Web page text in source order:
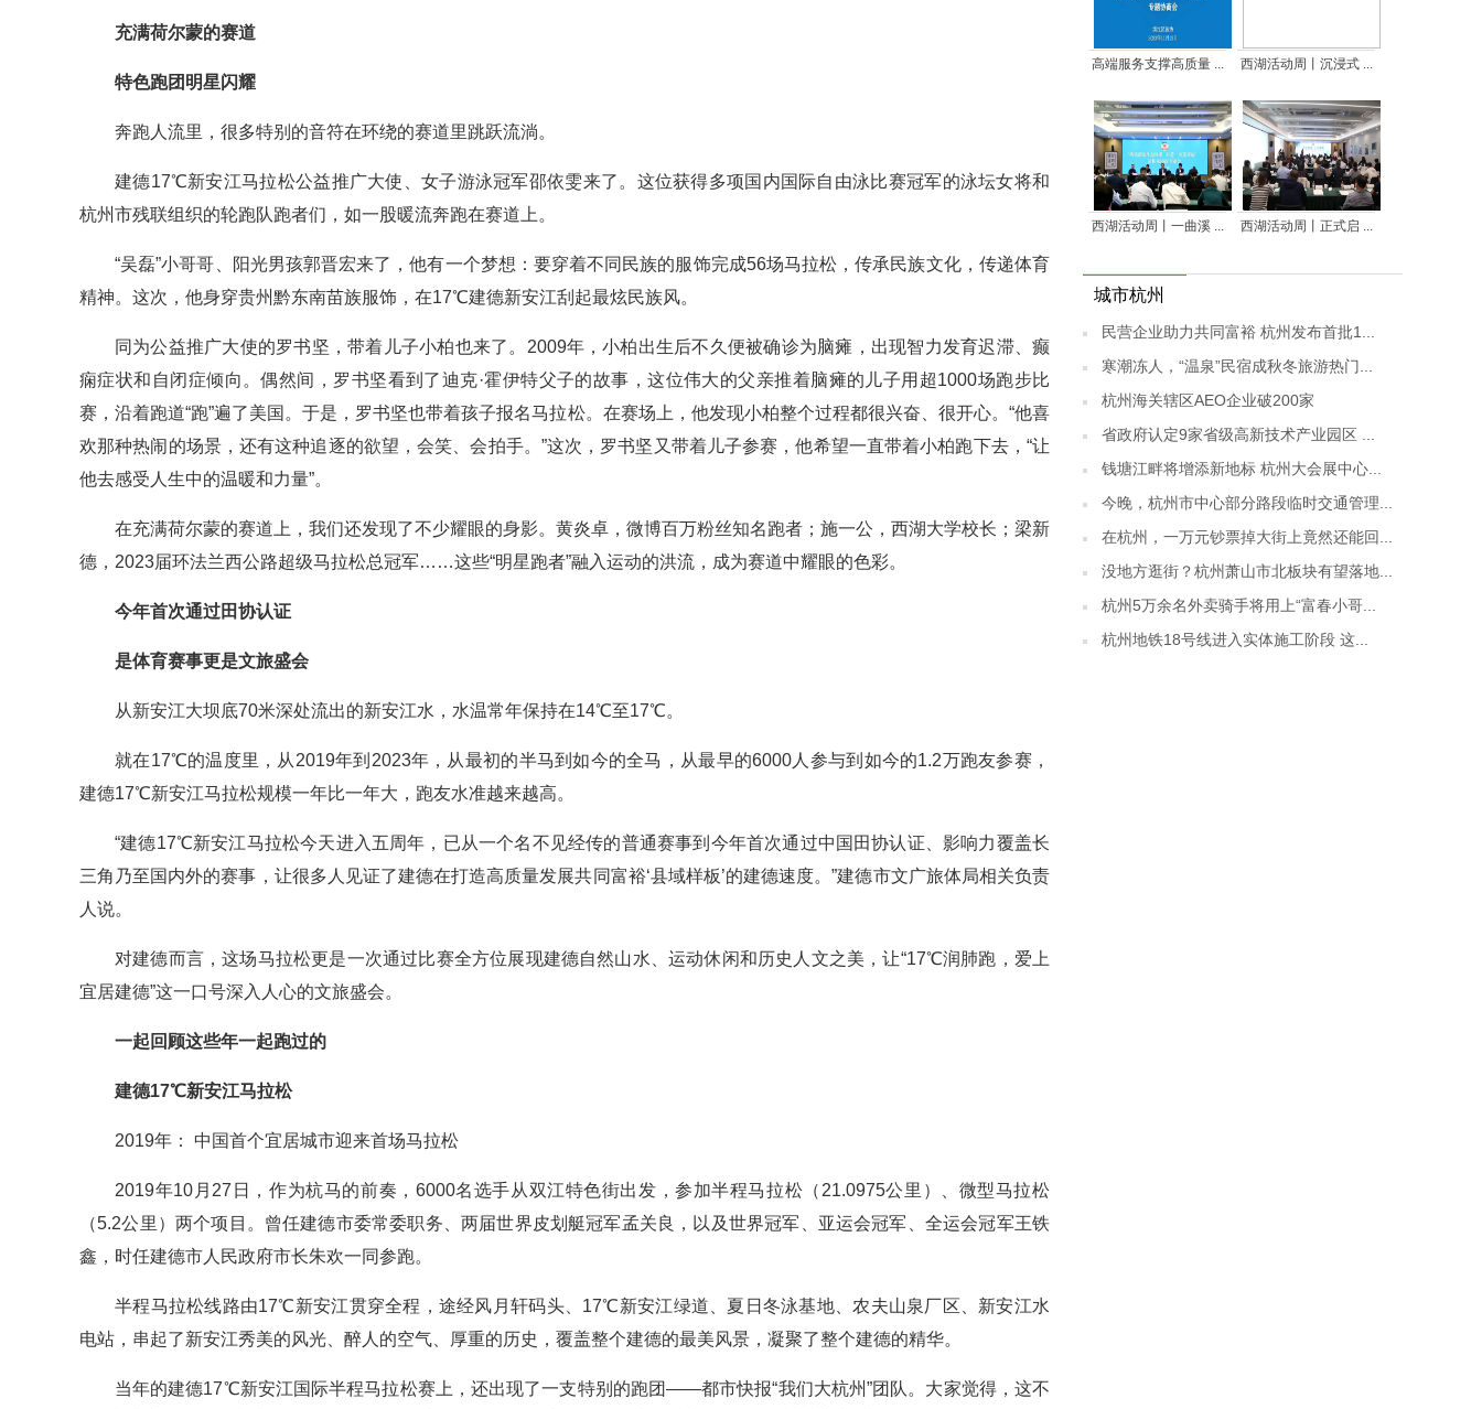
充满荷尔蒙的赛道
特色跑团明星闪耀
奔跑人流里，很多特别的音符在环绕的赛道里跳跃流淌。
建德17℃新安江马拉松公益推广大使、女子游泳冠军邵依雯来了。这位获得多项国内国际自由泳比赛冠军的泳坛女将和
杭州市残联组织的轮跑队跑者们，如一股暖流奔跑在赛道上。
“吴磊”小哥哥、阳光男孩郭晋宏来了，他有一个梦想：要穿着不同民族的服饰完成56场马拉松，传承民族文化，传递体育
精神。这次，他身穿贵州黔东南苗族服饰，在17℃建德新安江刮起最炫民族风。
同为公益推广大使的罗书坚，带着儿子小柏也来了。2009年，小柏出生后不久便被确诊为脑瘫，出现智力发育迟滞、癫
痫症状和自闭症倾向。偶然间，罗书坚看到了迪克·霍伊特父子的故事，这位伟大的父亲推着脑瘫的儿子用超1000场跑步比
赛，沿着跑道“跑”遍了美国。于是，罗书坚也带着孩子报名马拉松。在赛场上，他发现小柏整个过程都很兴奋、很开心。“他喜
欢那种热闹的场景，还有这种追逐的欲望，会笑、会拍手。”这次，罗书坚又带着儿子参赛，他希望一直带着小柏跑下去，“让
他去感受人生中的温暖和力量”。
在充满荷尔蒙的赛道上，我们还发现了不少耀眼的身影。黄炎卓，微博百万粉丝知名跑者；施一公，西湖大学校长；梁新
德，2023届环法兰西公路超级马拉松总冠军……这些“明星跑者”融入运动的洪流，成为赛道中耀眼的色彩。
今年首次通过田协认证
是体育赛事更是文旅盛会
从新安江大坝底70米深处流出的新安江水，水温常年保持在14℃至17℃。
就在17℃的温度里，从2019年到2023年，从最初的半马到如今的全马，从最早的6000人参与到如今的1.2万跑友参赛，
建德17℃新安江马拉松规模一年比一年大，跑友水准越来越高。
“建德17℃新安江马拉松今天进入五周年，已从一个名不见经传的普通赛事到今年首次通过中国田协认证、影响力覆盖长
三角乃至国内外的赛事，让很多人见证了建德在打造高质量发展共同富裕‘县域样板’的建德速度。”建德市文广旅体局相关负责
人说。
对建德而言，这场马拉松更是一次通过比赛全方位展现建德自然山水、运动休闲和历史人文之美，让“17℃润肺跑，爱上
宜居建德”这一口号深入人心的文旅盛会。
一起回顾这些年一起跑过的
建德17℃新安江马拉松
2019年： 中国首个宜居城市迎来首场马拉松
2019年10月27日，作为杭马的前奏，6000名选手从双江特色街出发，参加半程马拉松（21.0975公里）、微型马拉松
（5.2公里）两个项目。曾任建德市委常委职务、两届世界皮划艇冠军孟关良，以及世界冠军、亚运会冠军、全运会冠军王铁
鑫，时任建德市人民政府市长朱欢一同参跑。
半程马拉松线路由17℃新安江贯穿全程，途经风月轩码头、17℃新安江绿道、夏日冬泳基地、农夫山泉厂区、新安江水
电站，串起了新安江秀美的风光、醉人的空气、厚重的历史，覆盖整个建德的最美风景，凝聚了整个建德的精华。
当年的建德17℃新安江国际半程马拉松赛上，还出现了一支特别的跑团——都市快报“我们大杭州”团队。大家觉得，这不
高端服务支撑高质量 ... 西湖活动周丨沉浸式 ...
西湖活动周丨一曲溪 ... 西湖活动周丨正式启 ...
城市杭州
民营企业助力共同富裕 杭州发布首批1...
寒潮冻人，“温泉”民宿成秋冬旅游热门...
杭州海关辖区AEO企业破200家
省政府认定9家省级高新技术产业园区 ...
钱塘江畔将增添新地标 杭州大会展中心...
今晚，杭州市中心部分路段临时交通管理...
在杭州，一万元钞票掉大街上竟然还能回...
没地方逛街？杭州萧山市北板块有望落地...
杭州5万余名外卖骑手将用上“富春小哥...
杭州地铁18号线进入实体施工阶段 这...